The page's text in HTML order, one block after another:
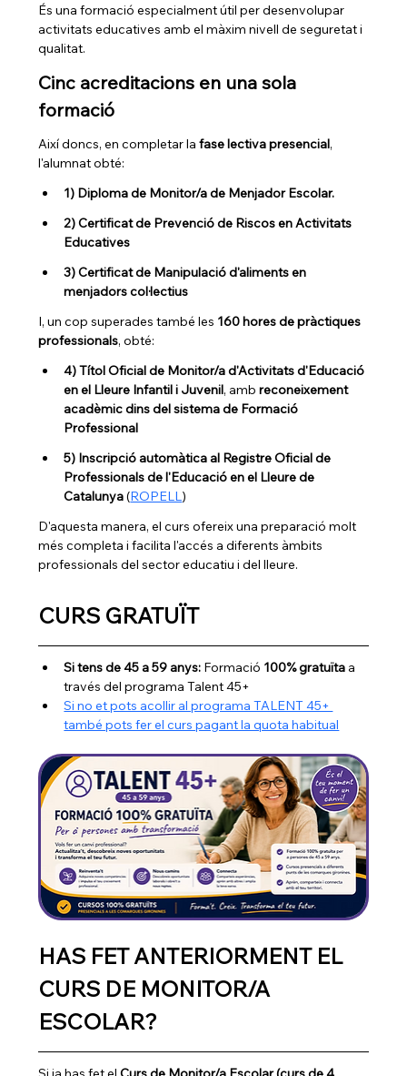
És una formació especialment útil per desenvolupar
activitats educatives amb el màxim nivell de seguretat i
qualitat.
Cinc acreditacions en una sola
formació
Així doncs, en completar la fase lectiva presencial,
l'alumnat obté:
1) Diploma de Monitor/a de Menjador Escolar.
2) Certificat de Prevenció de Riscos en Activitats
Educatives
3) Certificat de Manipulació d'aliments en
menjadors col·lectius
I, un cop superades també les 160 hores de pràctiques
professionals, obté:
4) Títol Oficial de Monitor/a d'Activitats d'Educació
en el Lleure Infantil i Juvenil, amb reconeixement
acadèmic dins del sistema de Formació
Professional
5) Inscripció automàtica al Registre Oficial de
Professionals de l'Educació en el Lleure de
Catalunya (ROPELL)
D'aquesta manera, el curs ofereix una preparació molt
més completa i facilita l'accés a diferents àmbits
professionals del sector educatiu i del lleure.
CURS GRATUÏT
Si tens de 45 a 59 anys: Formació 100% gratuïta a
través del programa Talent 45+
Si no et pots acollir al programa TALENT 45+
també pots fer el curs pagant la quota habitual
HAS FET ANTERIORMENT EL
CURS DE MONITOR/A
ESCOLAR?